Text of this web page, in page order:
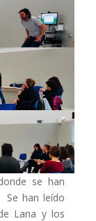
se han
Se han leído
Lana y los